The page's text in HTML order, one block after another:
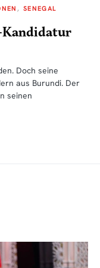
SENEGAL
Doch seine
aus Burundi. Der
seinen